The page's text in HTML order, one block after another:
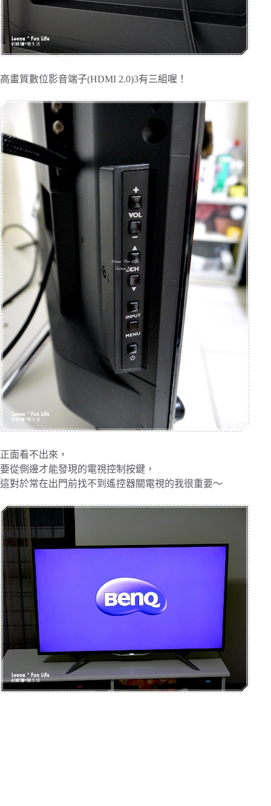
高畫質數位影音端子(HDMI 2.0)‎3有三組喔！
正面看不出來，
要從側邊才能發現的電視控制按鍵，
這對於常在出門前找不到遙控器關電視的我很重要～